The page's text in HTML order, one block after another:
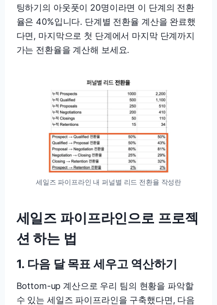
팅하기의 아웃풋이 20명이라면 이 단계의 전환
율은 40%입니다. 단계별 전환율 계산을 완료했
다면, 마지막으로 첫 단계에서 마지막 단계까지
가는 전환율을 계산해 보세요.
세일즈 파이프라인 내 퍼널별 리드 전환율 작성란
세일즈 파이프라인으로 프로젝
션 하는 법
1. 다음 달 목표 세우고 역산하기
Bottom-up 계산으로 우리 팀의 현황을 파악할
수 있는 세일즈 파이프라인을 구축했다면, 다음